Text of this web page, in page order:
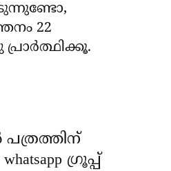
22
പ്രാര്‍ത്ഥിക്കൂ.
പത്രത്തിന്
ഗ്രൂപ്പ്